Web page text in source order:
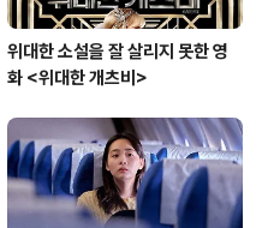
위대한 소설을 잘 살리지 못한 영
화 <위대한 개츠비>